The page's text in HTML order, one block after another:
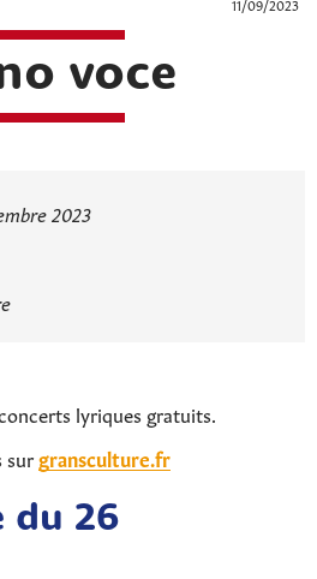
11/09/2023
voce
2023
lyriques gratuits.
surgransculture.fr
du 26